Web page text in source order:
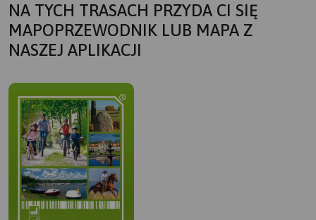
NA TYCH TRASACH PRZYDA CI SIĘ
MAPOPRZEWODNIK LUB MAPA Z
NASZEJ APLIKACJI